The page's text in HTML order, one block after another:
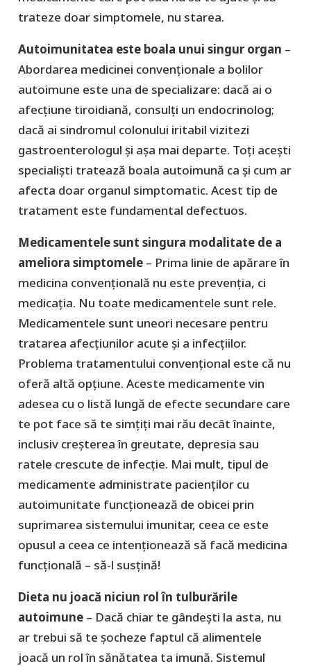
trateze doar simptomele, nu starea.
Autoimunitatea este boala unui singur organ –
Abordarea medicinei convenționale a bolilor
autoimune este una de specializare: dacă ai o
afecțiune tiroidiană, consulți un endocrinolog;
dacă ai sindromul colonului iritabil vizitezi
gastroenterologul și așa mai departe. Toți acești
specialiști tratează boala autoimună ca și cum ar
afecta doar organul simptomatic. Acest tip de
tratament este fundamental defectuos.
Medicamentele sunt singura modalitate de a
ameliora simptomele– Prima linie de apărare în
medicina convențională nu este prevenția, ci
medicația. Nu toate medicamentele sunt rele.
Medicamentele sunt uneori necesare pentru
tratarea afecțiunilor acute și a infecțiilor.
Problema tratamentului convențional este că nu
oferă altă opțiune. Aceste medicamente vin
adesea cu o listă lungă de efecte secundare care
te pot face să te simțiți mai rău decât înainte,
inclusiv creșterea în greutate, depresia sau
ratele crescute de infecție. Mai mult, tipul de
medicamente administrate pacienților cu
autoimunitate funcționează de obicei prin
suprimarea sistemului imunitar, ceea ce este
opusul a ceea ce intenționează să facă medicina
funcțională – să-l susțină!
Dieta nu joacă niciun rol în tulburările
autoimune– Dacă chiar te gândești la asta, nu
ar trebui să te șocheze faptul că alimentele
joacă un rol în sănătatea ta imună. Sistemul